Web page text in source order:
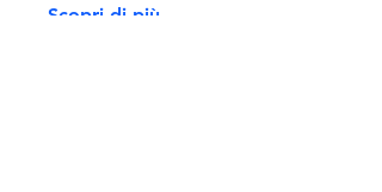
Scopri di più